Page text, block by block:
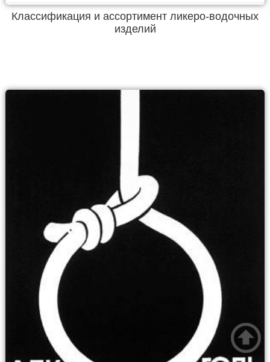
Классификация и ассортимент ликеро-водочных
изделий